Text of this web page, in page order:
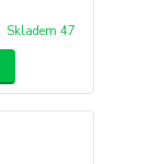
Skladem 47